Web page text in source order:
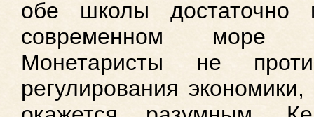
обе школы достаточно
современном море
Монетаристы не
регулирования